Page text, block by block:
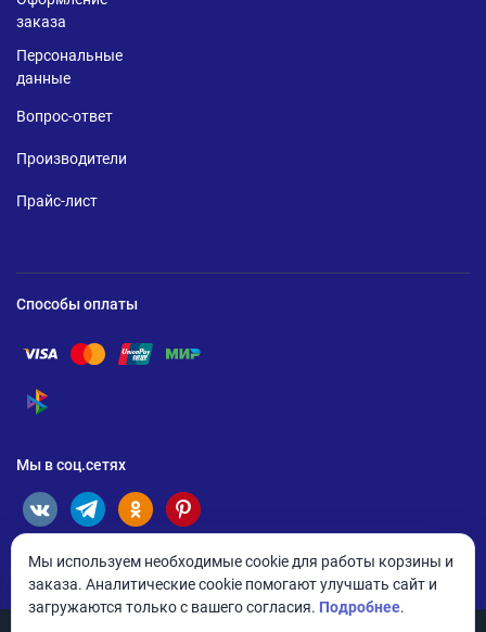
заказа
Персональные
данные
Вопрос-ответ
Производители
Прайс-лист
Способы оплаты
Помощь по оплате Visa
Помощь по оплате Mastercard
Помощь по оплате UnionPay
Помощь по оплате Мир
Помощь по оплате СБП
Мы в соц.сетях
Мы используем необходимые cookie для работы корзины и
заказа. Аналитические cookie помогают улучшать сайт и
загружаются только с вашего согласия. Подробнее.